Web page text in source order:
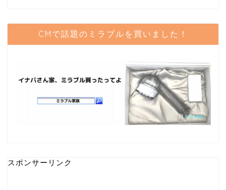
CMで話題のミラブルを買いました！
スポンサーリンク